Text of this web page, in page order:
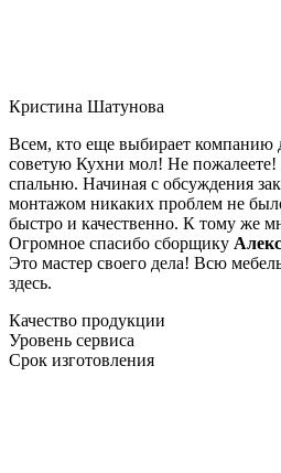
Кристина Шатунова
Всем, кто еще выбирает компанию
советую Кухни мол! Не пожалеете!
спальню. Начиная с обсуждения
монтажом никаких проблем не
быстро и качественно. К тому же
Огромное спасибо сборщику
Это мастер своего дела! Всю
здесь.
Качество продукции
Уровень сервиса
Срок изготовления